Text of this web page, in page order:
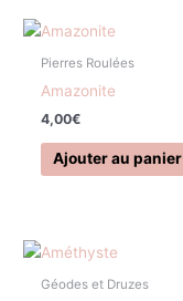
Pierres Roulées
Amazonite
4,00€
Ajouter au panier
Géodes et Druzes